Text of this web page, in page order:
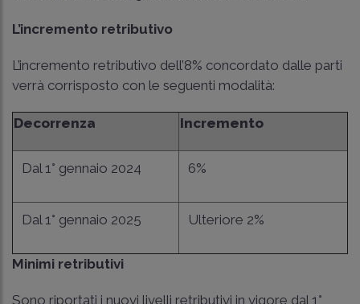
L’incremento retributivo
L’incremento retributivo dell’8% concordato dalle parti
verrà corrisposto con le seguenti modalità:
Decorrenza Incremento
Dal 1° gennaio 2024 6%
Dal 1° gennaio 2025 Ulteriore 2%
Minimi retributivi
Sono riportati i nuovi livelli retributivi in vigore dal 1°